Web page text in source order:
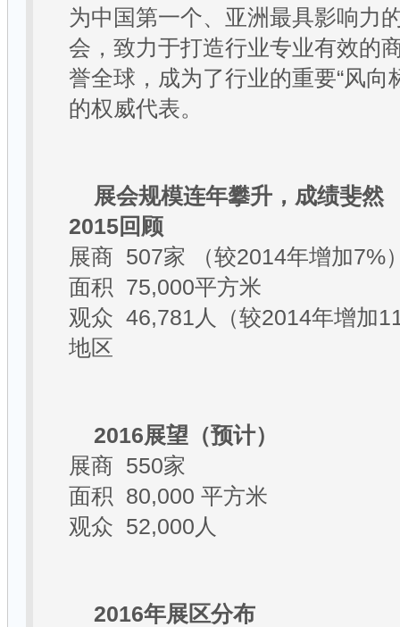
为中国第一个、亚洲最具影响力
会，致力于打造行业专业有效的
誉全球，成为了行业的重要“风向
的权威代表。
展会规模连年攀升，成绩斐然
2015回顾
展商 507家 （较2014年增加7%
面积 75,000平方米
观众 46,781 人（较2014年增加
地区
2016展望（预计）
展商 550家
面积 80,000 平方米
观众 52,000 人
2016年展区分布